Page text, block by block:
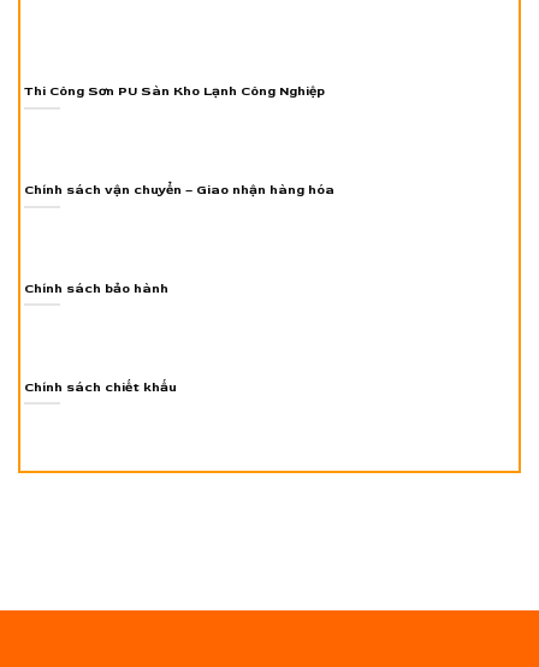
Thi Công Sơn PU Sàn Kho Lạnh Công Nghiệp
Chính sách vận chuyển – Giao nhận hàng hóa
Chính sách bảo hành
Chính sách chiết khấu